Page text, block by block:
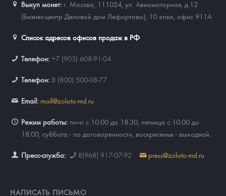
Выкуп монет: г. Москва, 111024, ул. Авиамоторная, д.12
(бизнес-центр Деловой дом Лефортово), 10 этаж, офис 911А
Список адресов офисов продаж в РФ
Телефон: +7 (903) 608-91-04
Телефон: 8 (800) 500-08-77
Email: mail@zoloto-md.ru
Режим работы: пн-чт с 10:00 до 18:30, пятница с 10:00 до
18:00, суббота - по договоренности, воскресенье - выходной.
Пресс-служба: 8(968) 917-07-92 press@zoloto-md.ru
НАПИСАТЬ ПИСЬМО